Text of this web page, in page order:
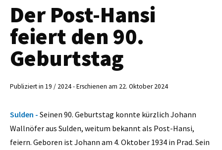
Der Post-Hansi
feiert den 90.
Geburtstag
Publiziert in 19 / 2024 - Erschienen am 22. Oktober 2024
Sulden - Seinen 90. Geburtstag konnte kürzlich Johann
Wallnöfer aus Sulden, weitum bekannt als Post-Hansi,
feiern. Geboren ist Johann am 4. Oktober 1934 in Prad. Sein